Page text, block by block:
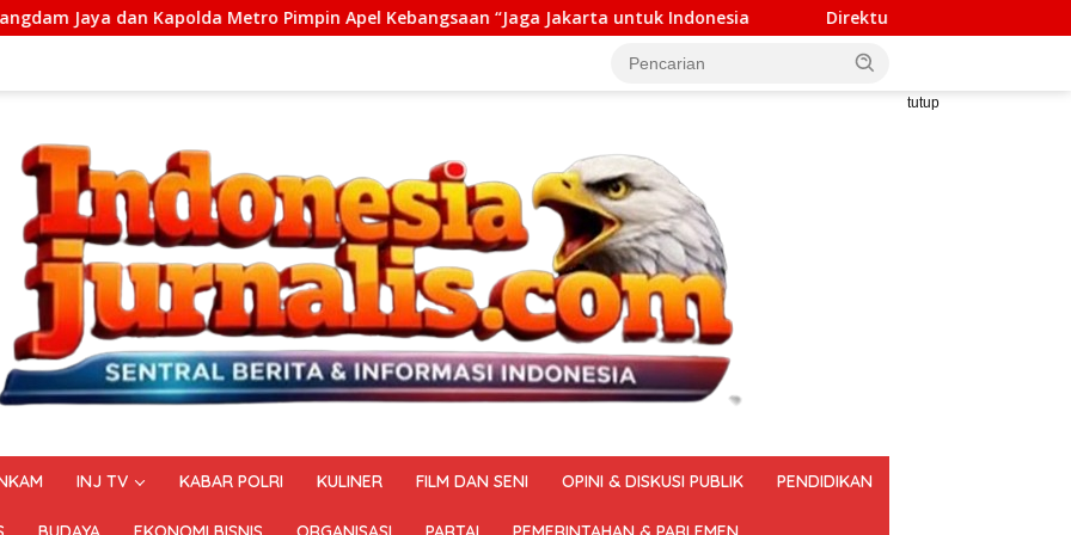
Metro Pimpin Apel Kebangsaan “Jaga Jakarta untuk Indonesia Direktur PT DSM Akui Serahkan Rp1 Miliar untuk Atur
tutup
INJ TV KABAR POLRI KULINER FILM DAN SENI OPINI & DISKUSI PUBLIK PENDIDIKAN